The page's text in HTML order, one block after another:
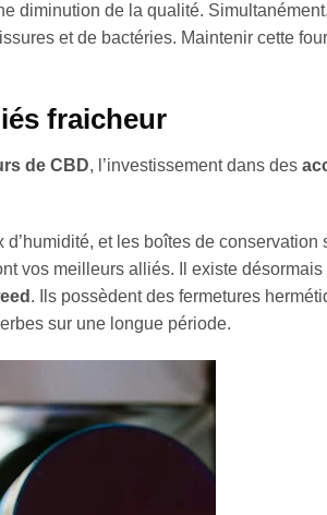
diminution de la qualité.
et de bactéries. Maintenir cette
fraicheur
de CBD, l’investissement dans des
et les boîtes de conservation
vos meilleurs alliés. Il existe
. Ils possèdent des fermetures
sur une longue période.